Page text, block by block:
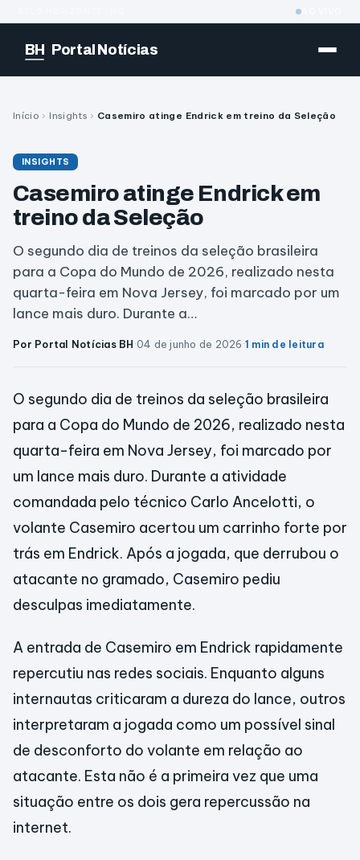
BH Portal Notícias
Início › Insights › Casemiro atinge Endrick em treino da Seleção
INSIGHTS
Casemiro atinge Endrick em
treino da Seleção
O segundo dia de treinos da seleção brasileira
para a Copa do Mundo de 2026, realizado nesta
quarta-feira em Nova Jersey, foi marcado por um
lance mais duro. Durante a…
Por Portal Notícias BH·04 de junho de 2026·1 min de leitura
O segundo dia de treinos da seleção brasileira
para a Copa do Mundo de 2026, realizado nesta
quarta-feira em Nova Jersey, foi marcado por
um lance mais duro. Durante a atividade
comandada pelo técnico Carlo Ancelotti, o
volante Casemiro acertou um carrinho forte por
trás em Endrick. Após a jogada, que derrubou o
atacante no gramado, Casemiro pediu
desculpas imediatamente.
A entrada de Casemiro em Endrick rapidamente
repercutiu nas redes sociais. Enquanto alguns
internautas criticaram a dureza do lance, outros
interpretaram a jogada como um possível sinal
de desconforto do volante em relação ao
atacante. Esta não é a primeira vez que uma
situação entre os dois gera repercussão na
internet.